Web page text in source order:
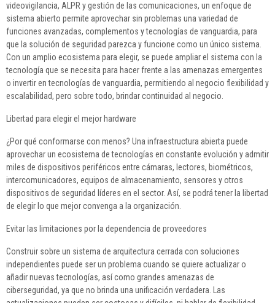
videovigilancia, ALPR y gestión de las comunicaciones, un enfoque de
sistema abierto permite aprovechar sin problemas una variedad de
funciones avanzadas, complementos y tecnologías de vanguardia, para
que la solución de seguridad parezca y funcione como un único sistema.
Con un amplio ecosistema para elegir, se puede ampliar el sistema con la
tecnología que se necesita para hacer frente a las amenazas emergentes
o invertir en tecnologías de vanguardia, permitiendo al negocio flexibilidad y
escalabilidad, pero sobre todo, brindar continuidad al negocio.
Libertad para elegir el mejor hardware
¿Por qué conformarse con menos? Una infraestructura abierta puede
aprovechar un ecosistema de tecnologías en constante evolución y admitir
miles de dispositivos periféricos entre cámaras, lectores, biométricos,
intercomunicadores, equipos de almacenamiento, sensores y otros
dispositivos de seguridad líderes en el sector. Así, se podrá tener la libertad
de elegir lo que mejor convenga a la organización.
Evitar las limitaciones por la dependencia de proveedores
Construir sobre un sistema de arquitectura cerrada con soluciones
independientes puede ser un problema cuando se quiere actualizar o
añadir nuevas tecnologías, así como grandes amenazas de
ciberseguridad, ya que no brinda una unificación verdadera. Las